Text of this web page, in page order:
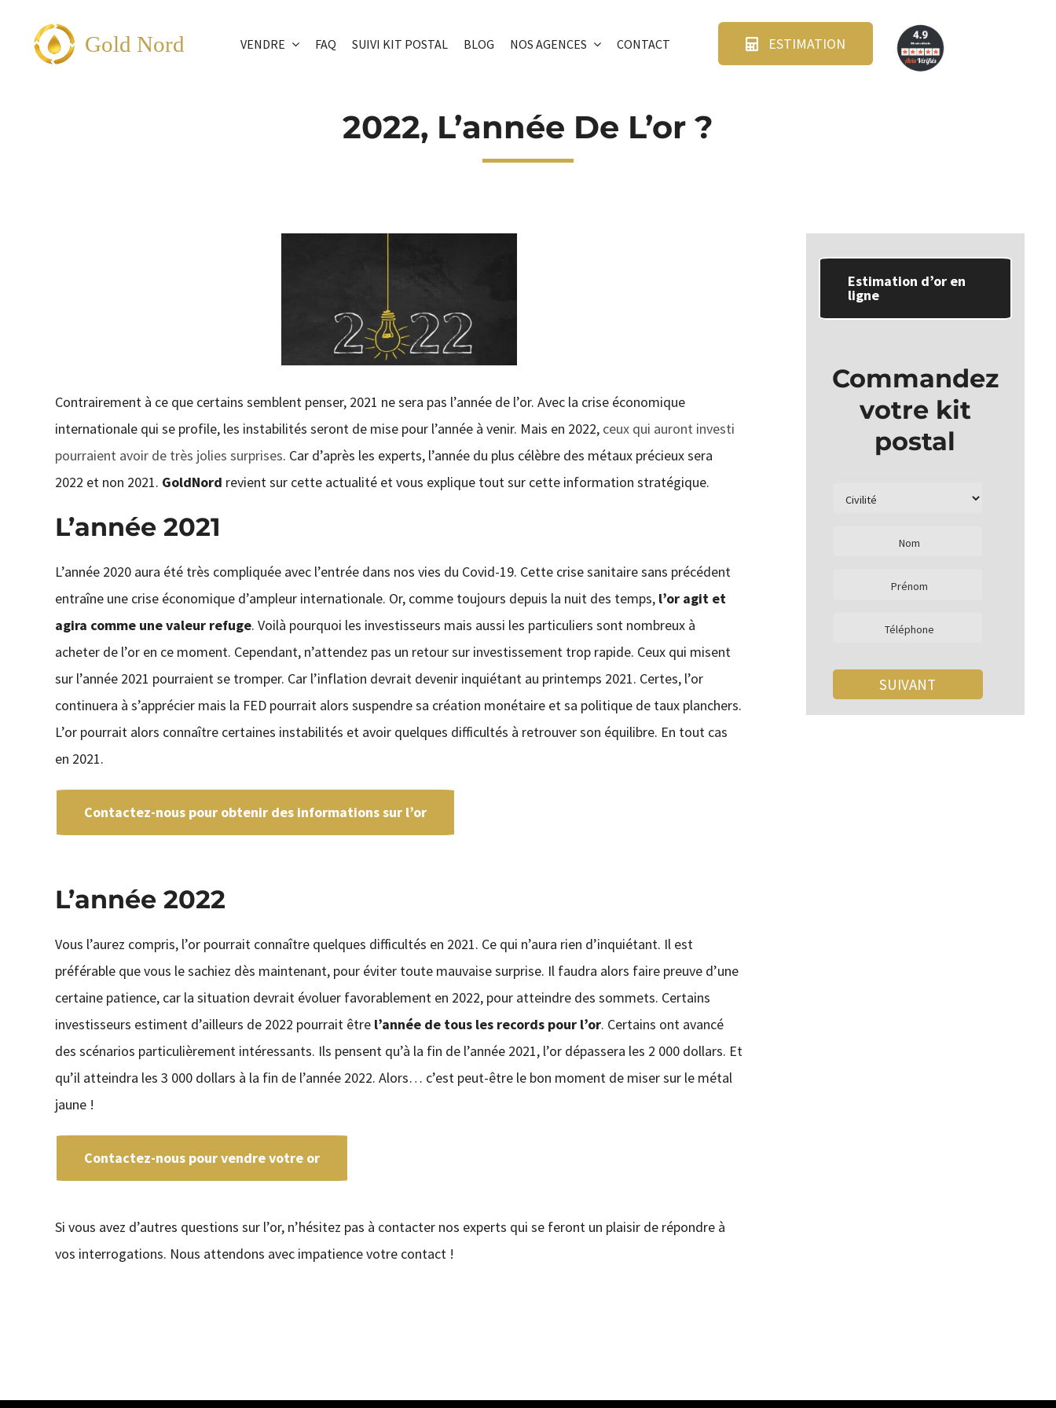
contenu
Gold Nord VENDRE FAQ SUIVI KIT POSTAL BLOG NOS AGENCES CONTACT ESTIMATION
2022, L’année De L’or ?
Contrairement à ce que certains semblent penser, 2021 ne sera pas l’année de l’or. Avec la crise économique
internationale qui se profile, les instabilités seront de mise pour l’année à venir. Mais en 2022, ceux qui auront investi
pourraient avoir de très jolies surprises. Car d’après les experts, l’année du plus célèbre des métaux précieux sera
2022 et non 2021. GoldNord revient sur cette actualité et vous explique tout sur cette information stratégique.
L’année 2021
L’année 2020 aura été très compliquée avec l’entrée dans nos vies du Covid-19. Cette crise sanitaire sans précédent
entraîne une crise économique d’ampleur internationale. Or, comme toujours depuis la nuit des temps, l’or agit et
agira comme une valeur refuge. Voilà pourquoi les investisseurs mais aussi les particuliers sont nombreux à
acheter de l’or en ce moment. Cependant, n’attendez pas un retour sur investissement trop rapide. Ceux qui misent
sur l’année 2021 pourraient se tromper. Car l’inflation devrait devenir inquiétant au printemps 2021. Certes, l’or
continuera à s’apprécier mais la FED pourrait alors suspendre sa création monétaire et sa politique de taux planchers.
L’or pourrait alors connaître certaines instabilités et avoir quelques difficultés à retrouver son équilibre. En tout cas
en 2021.
Contactez-nous pour obtenir des informations sur l’or
L’année 2022
Vous l’aurez compris, l’or pourrait connaître quelques difficultés en 2021. Ce qui n’aura rien d’inquiétant. Il est
préférable que vous le sachiez dès maintenant, pour éviter toute mauvaise surprise. Il faudra alors faire preuve d’une
certaine patience, car la situation devrait évoluer favorablement en 2022, pour atteindre des sommets. Certains
investisseurs estiment d’ailleurs de 2022 pourrait êtrel’année de tous les records pour l’or. Certains ont avancé
des scénarios particulièrement intéressants. Ils pensent qu’à la fin de l’année 2021, l’or dépassera les 2 000 dollars. Et
qu’il atteindra les 3 000 dollars à la fin de l’année 2022. Alors… c’est peut-être le bon moment de miser sur le métal
jaune !
Contactez-nous pour vendre votre or
Si vous avez d’autres questions sur l’or, n’hésitez pas à contacter nos experts qui se feront un plaisir de répondre à
vos interrogations. Nous attendons avec impatience votre contact !
Estimation d’or en
ligne
Commandez
votre kit
postal